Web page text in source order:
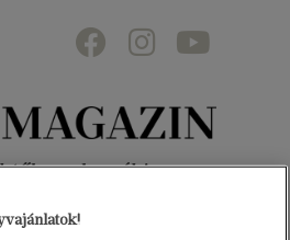
az olvasókig